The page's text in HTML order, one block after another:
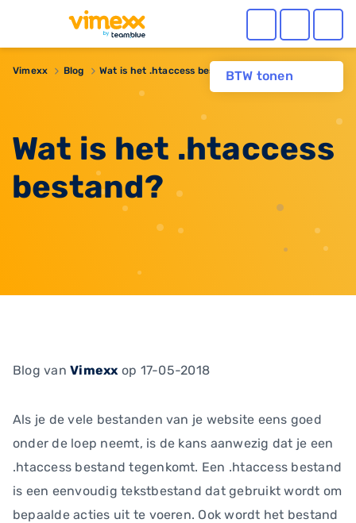
BTW tonen
Vimexx Blog Wat is het .htaccess bestand?
Wat is het .htaccess
bestand?
Blog vanVimexx op 17-05-2018
Als je de vele bestanden van je website eens goed
onder de loep neemt, is de kans aanwezig dat je een
.htaccess bestand tegenkomt. Een .htaccess bestand
is een eenvoudig tekstbestand dat gebruikt wordt om
bepaalde acties uit te voeren. Ook wordt het bestand